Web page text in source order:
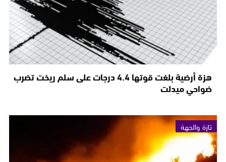
هزة أرضية بلغت قوتها 4.4 درجات على سلم ريخت تضرب
ضواحي ميدلت
تازة والجهة